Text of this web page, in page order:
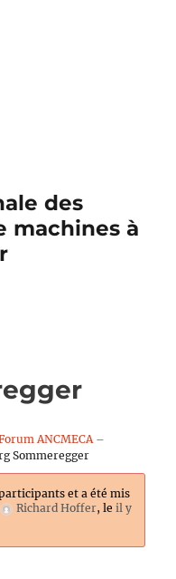
des
machines à
ANCMECA –
Sommeregger
et a été mis
Richard Hoffer, le il y